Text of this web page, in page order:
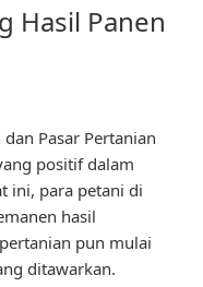
Hasil Panen
Pasar Pertanian
positif dalam
ini, para petani di
hasil
pun mulai
ditawarkan.